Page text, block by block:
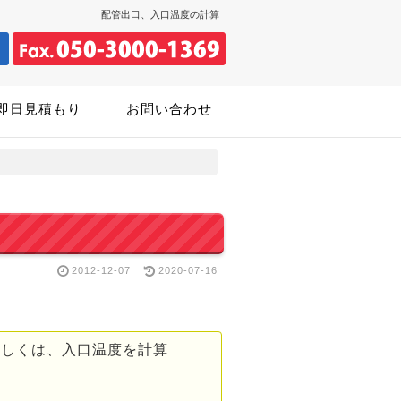
配管出口、入口温度の計算
日見積もり お問い合わせ
2012-12-07 2020-07-16
くは、入口温度を計算